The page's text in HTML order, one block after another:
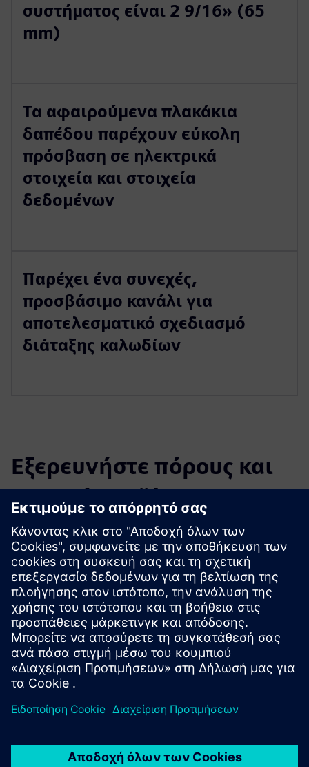
συστήματος είναι 2 9/16» (65
mm)
Τα αφαιρούμενα πλακάκια
δαπέδου παρέχουν εύκολη
πρόσβαση σε ηλεκτρικά
στοιχεία και στοιχεία
δεδομένων
Παρέχει ένα συνεχές,
προσβάσιμο κανάλι για
αποτελεσματικό σχεδιασμό
διάταξης καλωδίων
Εξερευνήστε πόρους και
σχετικά προϊόντα
Πρόσθετες πληροφορίες και πόροι
Φυλλάδιο DIRTT Access Floors
Φύλλο κοπής δαπέδων DIRTT Access Floors
Εξερευνήστε τα Access Floors στο Dirtt.com
Προαπαιτούμενα